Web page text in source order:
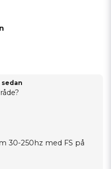
sedan
30-250hz med FS på